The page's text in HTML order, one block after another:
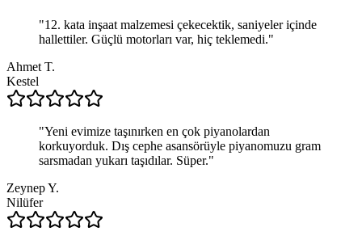
"12. kata inşaat malzemesi çekecektik, saniyeler içinde
hallettiler. Güçlü motorları var, hiç teklemedi."
Ahmet T.
Kestel
"Yeni evimize taşınırken en çok piyanolardan
korkuyorduk. Dış cephe asansörüyle piyanomuzu gram
sarsmadan yukarı taşıdılar. Süper."
Zeynep Y.
Nilüfer